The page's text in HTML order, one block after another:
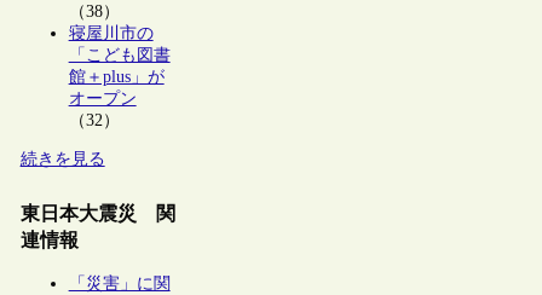
（38）
寝屋川市の
「こども図書
館＋plus」が
オープン
（32）
続きを見る
東日本大震災 関
連情報
「災害」に関